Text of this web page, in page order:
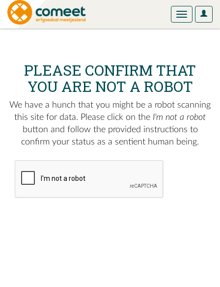
User
Toggle
PLEASE CONFIRM THAT
YOU ARE NOT A ROBOT
We have a hunch that you might be a robot scanning
this site for data. Please click on the I'm not a robot
button and follow the provided instructions to
confirm your status as a sentient human being.